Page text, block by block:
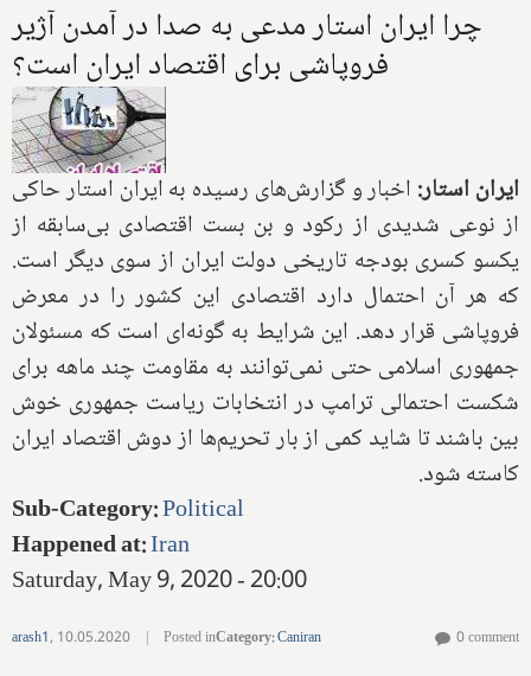
چرا ایران استار مدعی به صدا در آمدن آژیر
فروپاشی برای اقتصاد ایران است؟
ایران استار: اخبار و گزارش‌های رسیده به ایران استار حاکی
از نوعی شدیدی از رکود و بن بست اقتصادی بی‌سابقه از
یکسو کسری بودجه تاریخی دولت ایران از سوی دیگر است.
که هر آن احتمال دارد اقتصادی این کشور را در معرض
فروپاشی قرار دهد. این شرایط به گونه‌ای است که مسئولان
جمهوری اسلامی حتی نمی‌توانند به مقاومت چند ماهه برای
شکست احتمالی ترامپ در انتخابات ریاست جمهوری خوش
بین باشند تا شاید کمی از بار تحریم‌ها از دوش اقتصاد ایران
کاسته شود.
Sub-Category:Political
Happened at:Iran
Saturday, May 9, 2020 - 20:00
arash1, 10.05.2020 | Posted inCategory:Caniran 0 comment